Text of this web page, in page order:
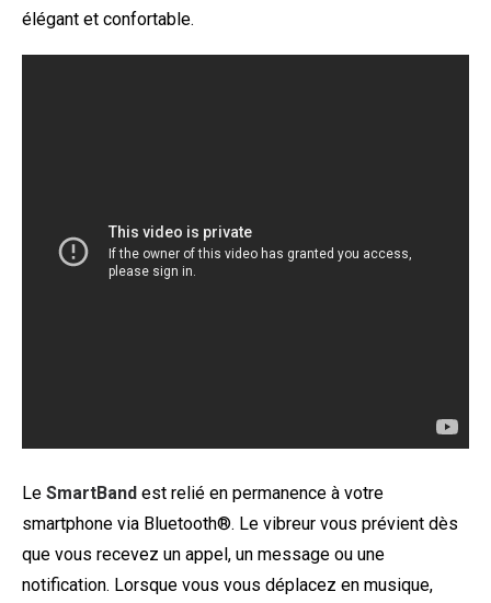
élégant et confortable.
Le SmartBand est relié en permanence à votre
smartphone via Bluetooth®. Le vibreur vous prévient dès
que vous recevez un appel, un message ou une
notification. Lorsque vous vous déplacez en musique,